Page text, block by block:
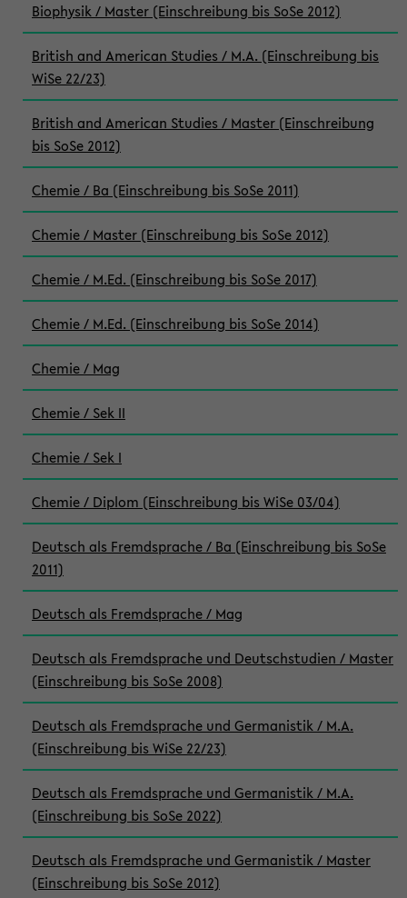
Biophysik / Master (Einschreibung bis SoSe 2012)
British and American Studies / M.A. (Einschreibung bis
WiSe 22/23)
British and American Studies / Master (Einschreibung
bis SoSe 2012)
Chemie / Ba (Einschreibung bis SoSe 2011)
Chemie / Master (Einschreibung bis SoSe 2012)
Chemie / M.Ed. (Einschreibung bis SoSe 2017)
Chemie / M.Ed. (Einschreibung bis SoSe 2014)
Chemie / Mag
Chemie / Sek II
Chemie / Sek I
Chemie / Diplom (Einschreibung bis WiSe 03/04)
Deutsch als Fremdsprache / Ba (Einschreibung bis SoSe
2011)
Deutsch als Fremdsprache / Mag
Deutsch als Fremdsprache und Deutschstudien / Master
(Einschreibung bis SoSe 2008)
Deutsch als Fremdsprache und Germanistik / M.A.
(Einschreibung bis WiSe 22/23)
Deutsch als Fremdsprache und Germanistik / M.A.
(Einschreibung bis SoSe 2022)
Deutsch als Fremdsprache und Germanistik / Master
(Einschreibung bis SoSe 2012)